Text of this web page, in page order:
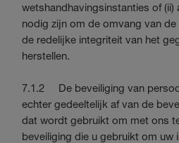
wetshandhavingsinstanties of (ii)
nodig zijn om de omvang van
de redelijke integriteit van het
herstellen.
7.1.2 De beveiliging van
echter gedeeltelijk af van de
dat wordt gebruikt om met ons
beveiliging die u gebruikt om uw